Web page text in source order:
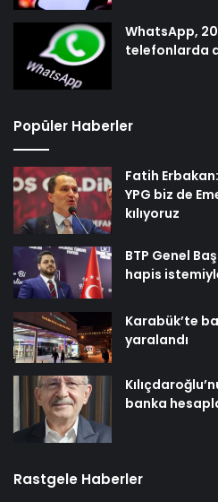
WhatsApp,
telefonlarda
Popüler Haberler
Fatih
YPG biz de
kılıyoruz
BTP Genel
hapis
Karabük’te
yaralandı
banka
Rastgele Haberler